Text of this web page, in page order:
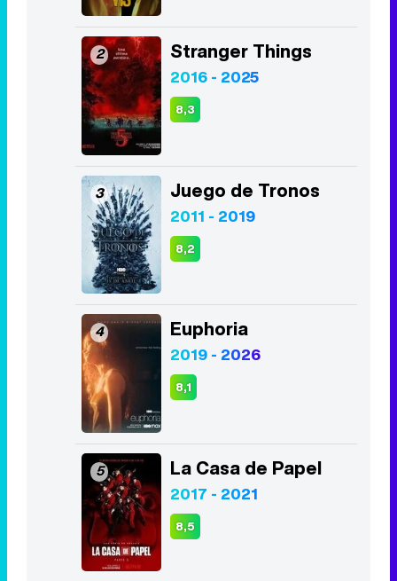
2 Stranger Things
2016 - 2025
8,3
3 Juego de Tronos
2011 - 2019
8,2
4 Euphoria
2019 - 2026
8,1
5 La Casa de Papel
2017 - 2021
8,5